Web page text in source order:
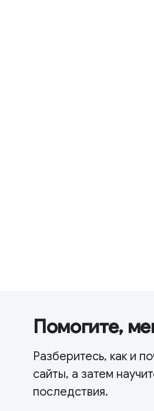
Помогите,
Разберитесь, как и
сайты, а затем
последствия.